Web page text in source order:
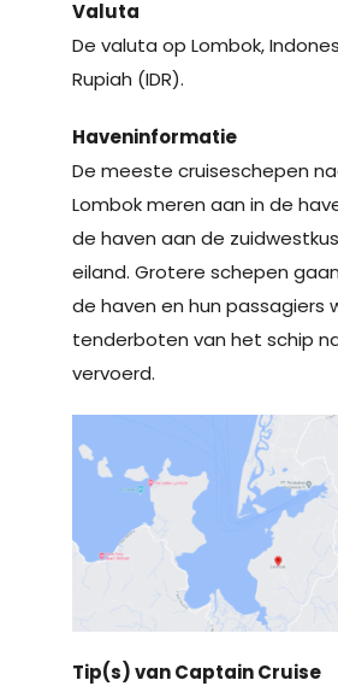
Valuta
De valuta op Lombok,
Rupiah (IDR).
Haveninformatie
De meeste cruiseschepen
Lombok meren aan in de
de haven aan de
eiland. Grotere schepen
de haven en hun passagiers
tenderboten van het schip
vervoerd.
Tip(s) van Captain Cruise